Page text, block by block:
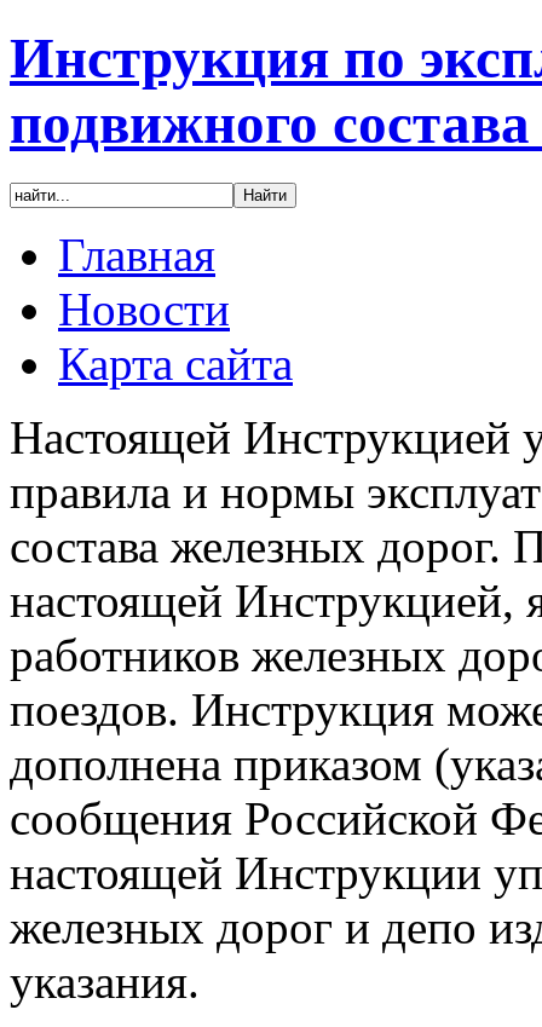
Инструкция по
подвижного
Главная
Новости
Карта сайта
Настоящей Инструкцией
правила и нормы
состава железных дорог.
настоящей Инструкцией,
работников железных
поездов. Инструкция
дополнена приказом
сообщения Российской
настоящей Инструкции
железных дорог и депо
указания.